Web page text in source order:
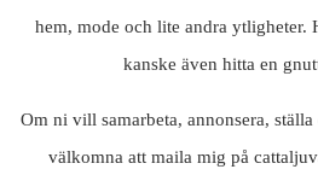
hem, mode och lite andra ytligheter.
kanske även hitta en
Om ni vill samarbeta, annonsera,
välkomna att maila mig på